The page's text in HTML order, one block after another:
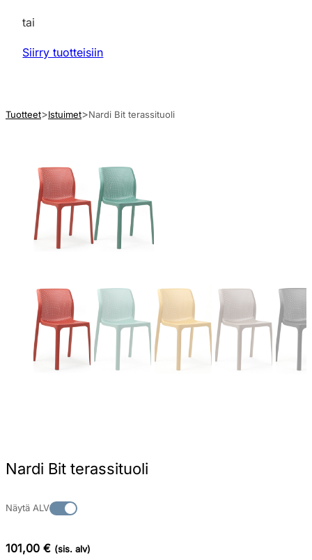
tai
Siirry tuotteisiin
Tuotteet Istuimet Nardi Bit terassituoli
Nardi Bit terassituoli
Näytä ALV
101,00 € (sis. alv)